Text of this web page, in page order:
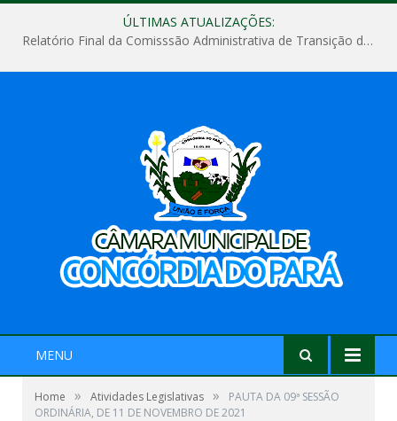
ÚLTIMAS ATUALIZAÇÕES:
Relatório Final da Comisssão Administrativa de Transição de Mandato do Poder Legislativo do Município de Concórdia do Pará
MENU
Home » Atividades Legislativas »
PAUTA DA 09ª SESSÃO
ORDINÁRIA, DE 11 DE NOVEMBRO DE 2021